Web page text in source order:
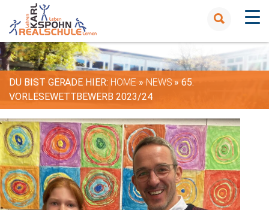
DU BIST GERADE HIER: HOME » NEWS »65.
VORLESEWETTBEWERB 2023/24